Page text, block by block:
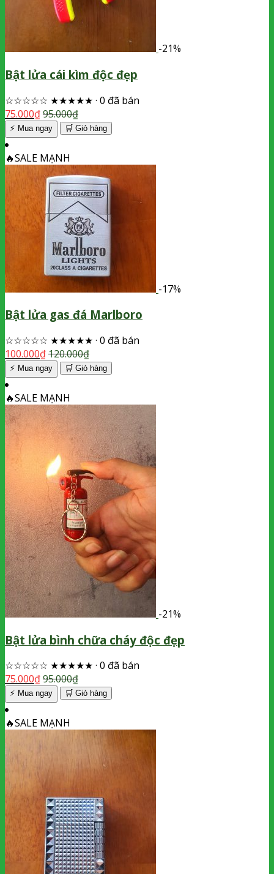
-21%
Bật lửa cái kìm độc đẹp
☆☆☆☆☆ ★★★★★ · 0 đã bán
75.000₫95.000₫
⚡ Mua ngay 🛒 Giỏ hàng
🔥SALE MẠNH
-17%
Bật lửa gas đá Marlboro
☆☆☆☆☆ ★★★★★ · 0 đã bán
100.000₫120.000₫
⚡ Mua ngay 🛒 Giỏ hàng
🔥SALE MẠNH
-21%
Bật lửa bình chữa cháy độc đẹp
☆☆☆☆☆ ★★★★★ · 0 đã bán
75.000₫95.000₫
⚡ Mua ngay 🛒 Giỏ hàng
🔥SALE MẠNH